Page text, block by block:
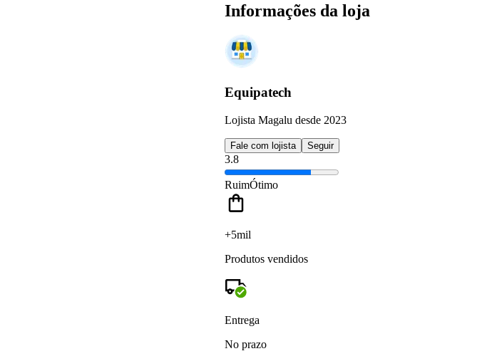
Informações da loja
Equipatech
Lojista Magalu desde 2023
Fale com lojista Seguir
3.8
RuimÓtimo
+5mil
Produtos vendidos
Entrega
No prazo